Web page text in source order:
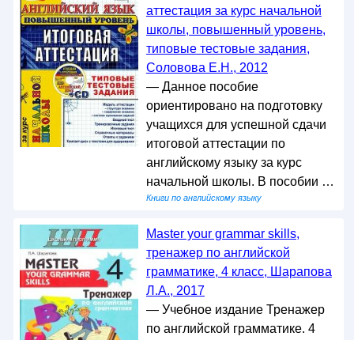
аттестация за курс начальной
школы, повышенный уровень,
типовые тестовые задания,
Соловова Е.Н., 2012
— Данное пособие
ориентировано на подготовку
учащихся для успешной сдачи
итоговой аттестации по
английскому языку за курс
начальной школы. В пособии …
Книги по английскому языку
Master your grammar skills,
тренажер пo английской
грамматике, 4 класс, Шарапова
Л.А., 2017
— Учебное издание Тренажер
по английской грамматике. 4